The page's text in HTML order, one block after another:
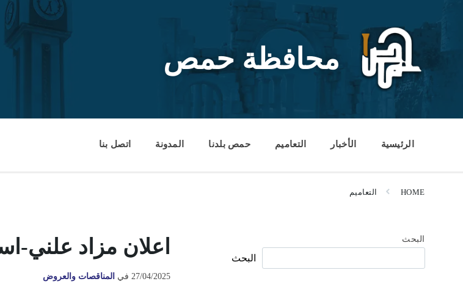
content
محافظة حمص
الرئيسية الأخبار التعاميم حمص بلدنا المدونة اتصل بنا
HOME التعاميم
اعلان مزاد علني-
27/04/2025 في المناقصات والعروض
البحث
البحث